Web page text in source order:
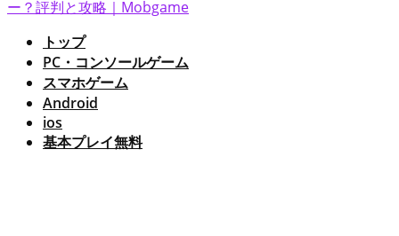
トップ
PC・コンソールゲーム
スマホゲーム
Android
ios
基本プレイ無料